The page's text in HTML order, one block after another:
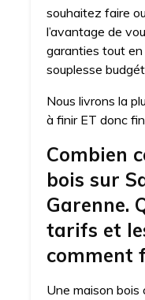
souhaitez faire
l’avantage de
garanties tout
souplesse
Nous livrons la
à finir ET donc
Combien
bois sur
Garenne.
tarifs et
comment
Une maison